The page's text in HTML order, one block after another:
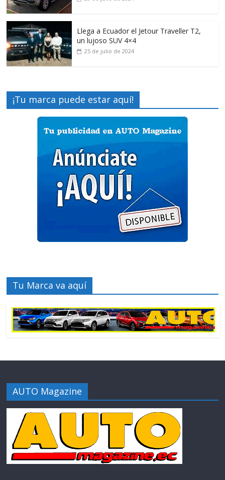
Llega a Ecuador el Jetour Traveller T2,
un lujoso SUV 4×4
25 de julio de 2024
¡Tu marca puede estar aquí!
Tu Marca va aquí
AUTO Magazine